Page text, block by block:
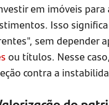
em imóveis
Isso
sem depender
ou títulos. Nesse
contra a